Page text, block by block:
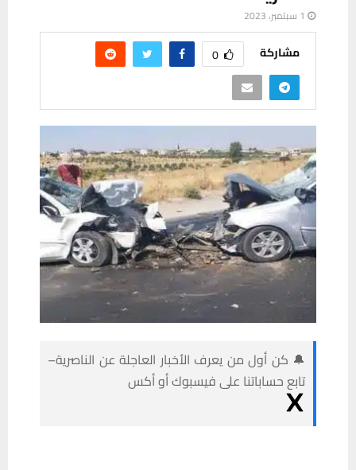
1 سبتمبر، 2023
مشاركة 0
🔔 كن أول من يعرف الأخبار العاجلة عن الناصرية–
تابع حساباتنا على فيسبوك أو أكس